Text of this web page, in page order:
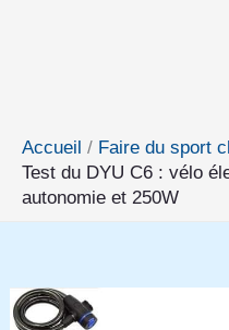
Accueil
Faire du sport
Test du DYU C6 : vélo
autonomie et 250W